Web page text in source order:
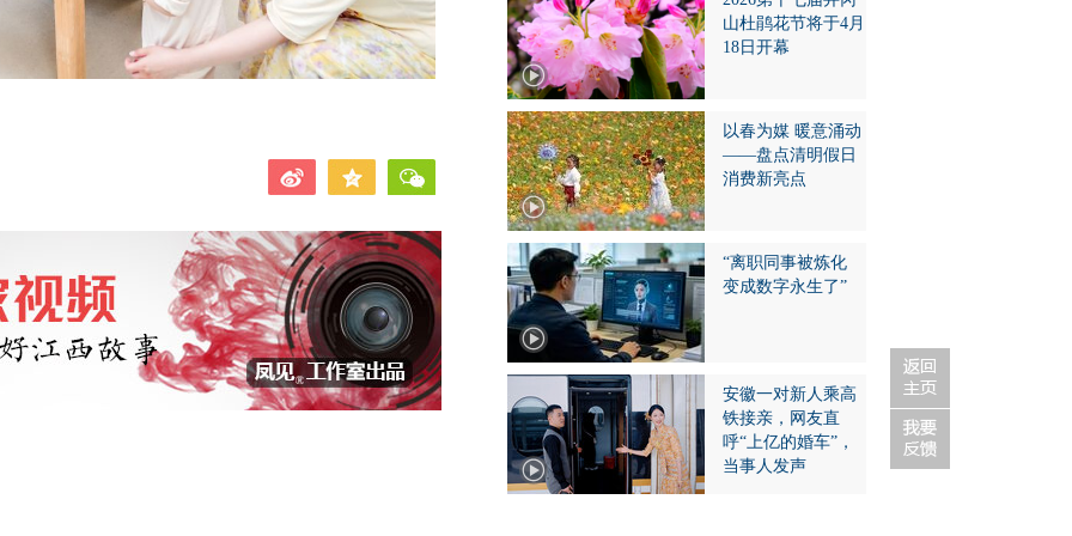
山杜鹃花节将于4月
18日开幕
以春为媒 暖意涌动
——盘点清明假日
消费新亮点
“离职同事被炼化
变成数字永生了”
安徽一对新人乘高
铁接亲，网友直
呼“上亿的婚车”，
当事人发声